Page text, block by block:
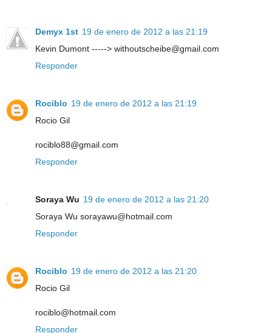
Demyx 1st 19 de enero de 2012 a las 21:19
Kevin Dumont -----> withoutscheibe@gmail.com
Responder
Rociblo 19 de enero de 2012 a las 21:19
Rocio Gil
rociblo88@gmail.com
Responder
Soraya Wu 19 de enero de 2012 a las 21:20
Soraya Wu sorayawu@hotmail.com
Responder
Rociblo 19 de enero de 2012 a las 21:20
Rocio Gil
rociblo@hotmail.com
Responder